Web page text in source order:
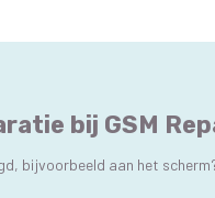
bij GSM
bijvoorbeeld aan het